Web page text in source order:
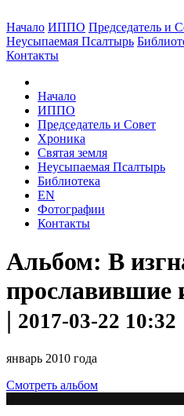
Начало ИППО Председатель и
Неусыпаемая Псалтырь
Контакты
Начало
ИППО
Председатель и Совет
Хроника
Святая земля
Неусыпаемая Псалтырь
Библиотека
EN
Фотографии
Контакты
Альбом: В
| 2017-03-22 10:32
январь 2010 года
Смотреть альбом